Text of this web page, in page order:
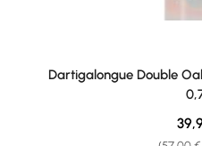
Dartigalongue Double